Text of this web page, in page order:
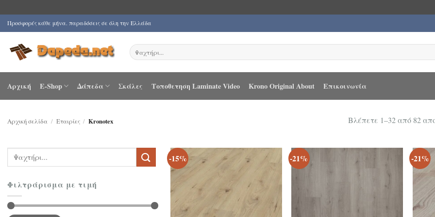
Μετάβαση
στο
περιεχόμενο
Προσφορές κάθε μήνα. παραδόσεις σε όλη την Ελλάδα
Αναζήτηση
για:
Αρχική E-Shop Δάπεδα Σκάλες Τοποθετηση Laminate Video Krono Original About Επικοινωνία
Αρχική σελίδα / Εταιρίες / Kronotex Βλέπετε 1–32 από 82
Αναζήτηση
για:
Φιλτράρισμα με τιμή
-15% -21% -21%